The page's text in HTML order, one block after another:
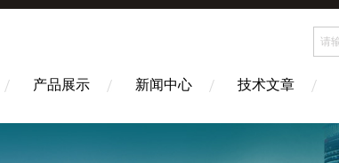
产品展示 新闻中心 技术文章